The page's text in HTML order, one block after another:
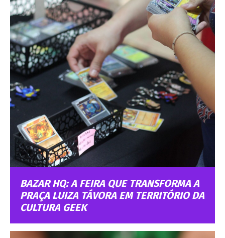
BAZAR HQ: A FEIRA QUE TRANSFORMA A
PRAÇA LUIZA TÁVORA EM TERRITÓRIO DA
CULTURA GEEK